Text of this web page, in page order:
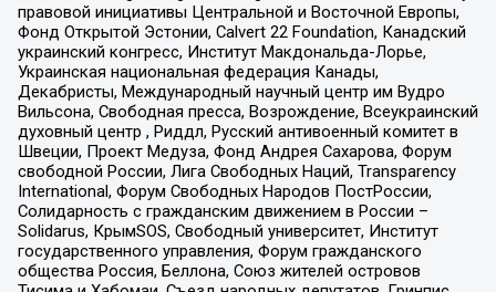
правовой инициативы Центральной и Восточной Европы,
Фонд Открытой Эстонии, Calvert 22 Foundation, Канадский
украинский конгресс, Институт Макдональда-Лорье,
Украинская национальная федерация Канады,
Декабристы, Международный научный центр им Вудро
Вильсона, Свободная пресса, Возрождение, Всеукраинский
духовный центр , Риддл, Русский антивоенный комитет в
Швеции, Проект Медуза, Фонд Андрея Сахарова, Форум
свободной России, Лига Свободных Наций, Transparеncy
International, Форум Свободных Народов ПостРоссии,
Солидарность с гражданским движением в России –
Solidarus, КрымSOS, Свободный университет, Институт
государственного управления, Форум гражданского
общества Россия, Беллона, Союз жителей островов